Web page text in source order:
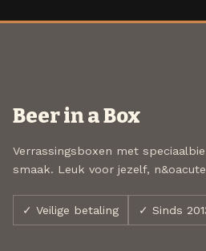
Beer in a Box
Verrassingsboxen met
smaak. Leuk voor jezelf,
✓ Veilige betaling ✓ Sinds